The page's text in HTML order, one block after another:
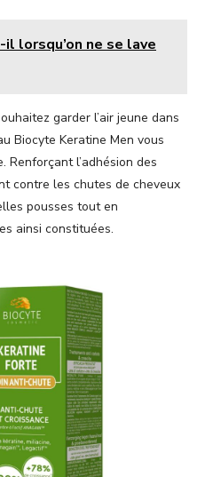
lorsqu’on ne se lave
garder l’air jeune dans
Biocyte Keratine Men vous
l’adhésion des
contre les chutes de cheveux
pousses tout en
ainsi constituées.